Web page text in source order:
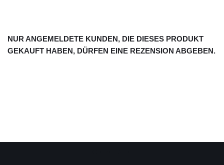
NUR ANGEMELDETE KUNDEN, DIE DIESES PRODUKT
GEKAUFT HABEN, DÜRFEN EINE REZENSION ABGEBEN.